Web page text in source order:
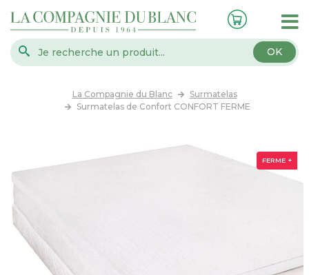
OK
La Compagnie du Blanc
Surmatelas
Surmatelas de Confort CONFORT FERME
FERME +